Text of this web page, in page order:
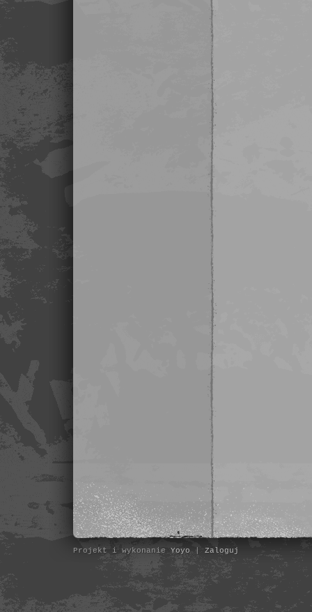
Projekt i wykonanie Yoyo Zaloguj